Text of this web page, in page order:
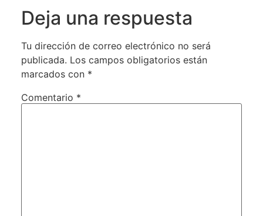
Deja una respuesta
Tu dirección de correo electrónico no será
publicada. Los campos obligatorios están
marcados con *
Comentario *